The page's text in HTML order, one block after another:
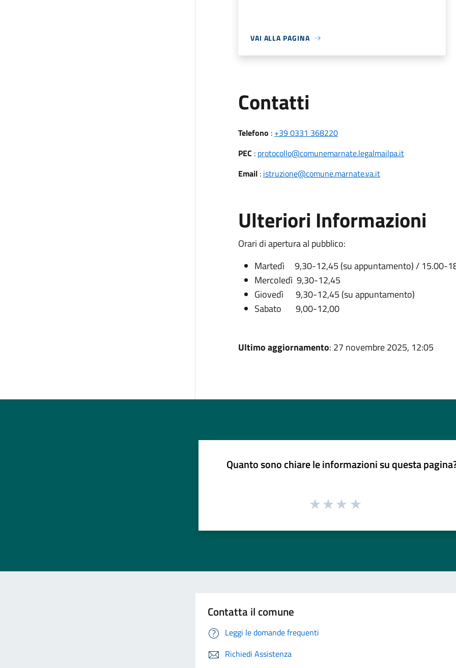
VAI ALLA PAGINA
Contatti
Telefono : +39 0331 368220
PEC : protocollo@comunemarnate.legalmailpa.it
Email: istruzione@comune.marnate.va.it
Ulteriori Informazioni
Orari di apertura al pubblico:
Martedì 9,30-12,45 (su appuntamento) / 15.00-
Mercoledì 9,30-12,45
Giovedì 9,30-12,45 (su appuntamento)
Sabato 9,00-12,00
Ultimo aggiornamento: 27 novembre 2025, 12:05
Quanto sono chiare le informazioni su questa
Contatta il comune
Leggi le domande frequenti
Richiedi Assistenza